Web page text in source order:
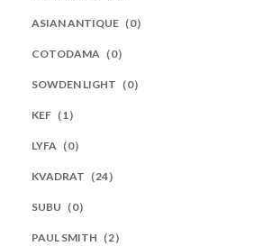
ASIAN ANTIQUE（0）
COTODAMA（0）
SOWDEN LIGHT（0）
KEF（1）
LYFA（0）
KVADRAT（24）
SUBU（0）
PAUL SMITH（2）